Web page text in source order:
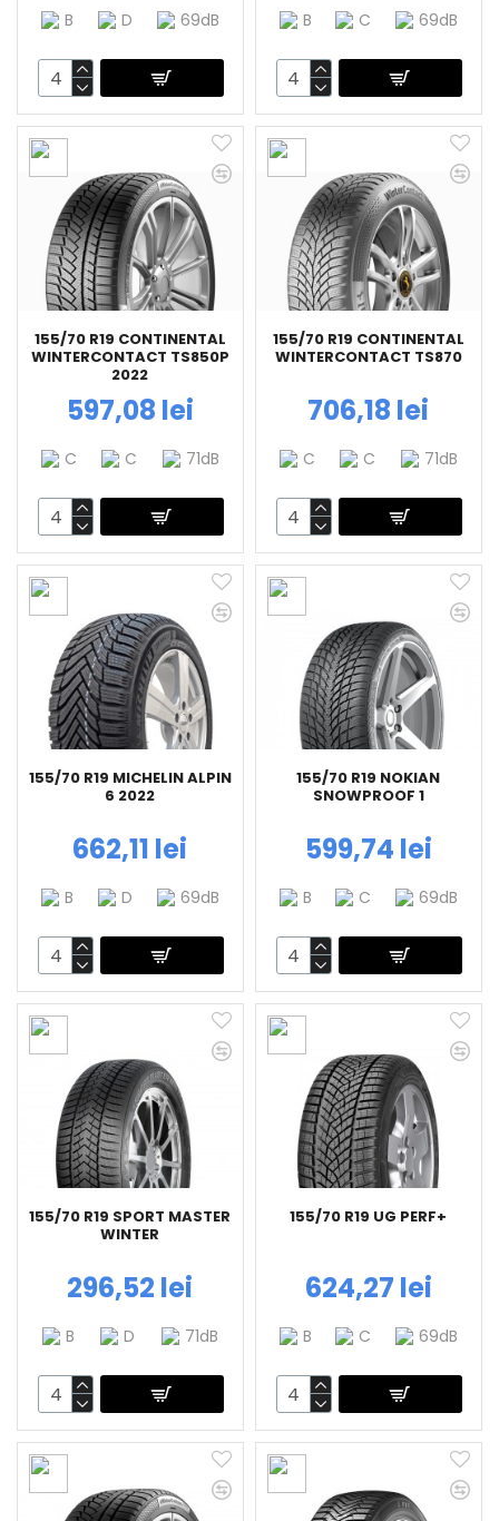
B D 69dB B C 69dB
155/70 R19 CONTINENTAL
WINTERCONTACT TS850P
2022
597,08 lei
C C 71dB
155/70 R19 CONTINENTAL
WINTERCONTACT TS870
706,18 lei
C C 71dB
155/70 R19 MICHELIN ALPIN
6 2022
662,11 lei
B D 69dB
155/70 R19 NOKIAN
SNOWPROOF 1
599,74 lei
B C 69dB
155/70 R19 SPORT MASTER
WINTER
296,52 lei
B D 71dB
155/70 R19 UG PERF+
624,27 lei
B C 69dB